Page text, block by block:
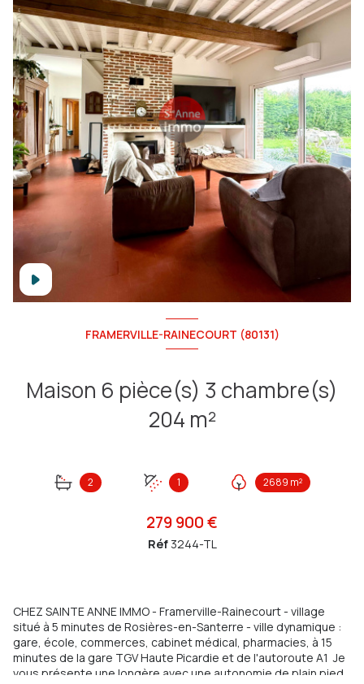
FRAMERVILLE-RAINECOURT (80131)
Maison 6 pièce(s) 3 chambre(s)
204 m²
2 1 2689 m²
279 900 €
Réf 3244-TL
CHEZ SAINTE ANNE IMMO - Framerville-Rainecourt - village
situé à 5 minutes de Rosières-en-Santerre - ville dynamique :
gare, école, commerces, cabinet médical, pharmacies, à 15
minutes de la gare TGV Haute Picardie et de l'autoroute A1 Je
vous présente une longère avec une autonomie de plain pied